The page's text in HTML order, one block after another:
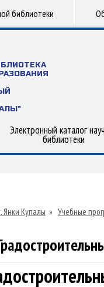
библиотеки
Электронный каталог
библиотеки
Янки Купалы » Учебные